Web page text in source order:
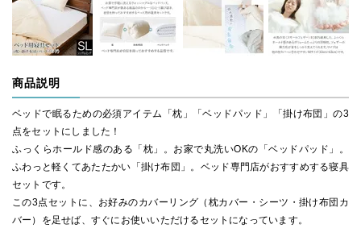
商品説明
ベッドで眠るための必須アイテム「枕」「ベッドパッド」「掛け布団」の3
点をセットにしました！
ふっくらホールド感のある「枕」。お家で丸洗いOKの「ベッドパッド」。
ふわっと軽くてあたたかい「掛け布団」。ベッド専門店がおすすめする寝具
セットです。
この3点セットに、お好みのカバーリング（枕カバー・シーツ・掛け布団カ
バー）を足せば、すぐにお使いいただけるセットになっています。